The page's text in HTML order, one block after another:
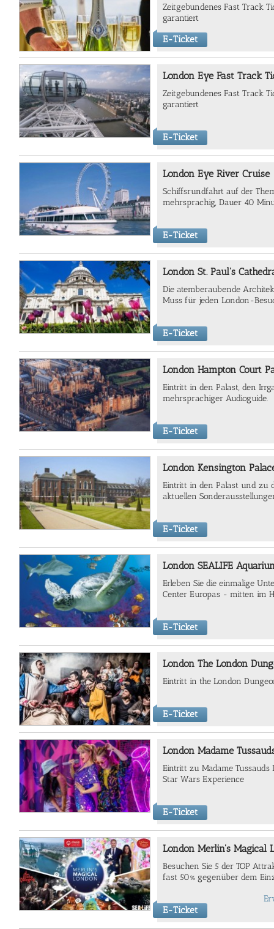
Zeitgebundenes Fast Track
garantiert
E-Ticket
London Eye Fast Track
Zeitgebundenes Fast Track
garantiert
E-Ticket
London Eye River Cruise
Schiffsrundfahrt auf der
mehrsprachig, Dauer 40
E-Ticket
London St. Paul's
Die atemberaubende
Muss für jeden London-
E-Ticket
London Hampton Court
Eintritt in den Palast, den
mehrsprachiger Audioguide.
E-Ticket
London Kensington
Eintritt in den Palast und zu
aktuellen
E-Ticket
London SEALIFE
Erleben Sie die einmalige
Center Europas - mitten im
E-Ticket
London The London
Eintritt in the London
E-Ticket
London Madame
Eintritt zu Madame
Star Wars Experience
E-Ticket
London Merlin's Magical
Besuchen Sie 5 der TOP
fast 50% gegenüber dem
E-Ticket